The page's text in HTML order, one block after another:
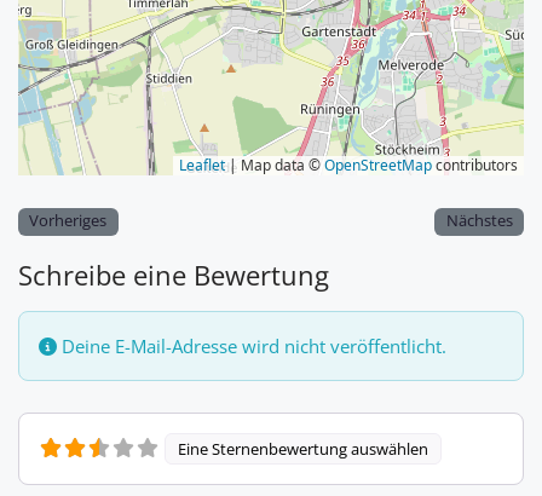
Leaflet| Map data ©OpenStreetMapcontributors
Vorheriges Nächstes
Schreibe eine Bewertung
Deine E-Mail-Adresse wird nicht veröffentlicht.
Eine Sternenbewertung auswählen